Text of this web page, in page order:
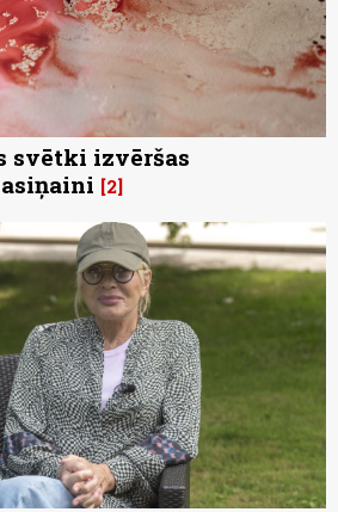
svētki izvēršas
2